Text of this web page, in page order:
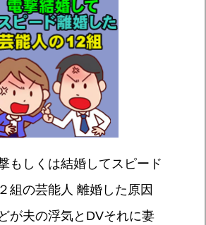
もしくは結婚してスピード
組の芸能人 離婚した原因
が夫の浮気とDVそれに妻